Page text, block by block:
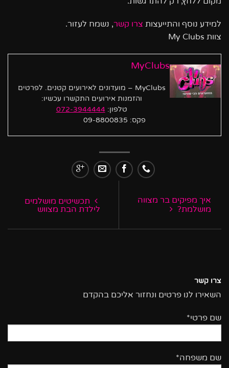
למידע נוסף והתייעצות צרו קשר, נשמח לעזור.
צוות My Clubs
MyClubs
MyClubs – מועדונים לאירועים קטנים. לפרטים
והזמנות אירועים התקשרו עכשיו:
טלפון:072-3944444
פקס: 09-8800835
תכשיטים מושלמים
לילדת הבת מצווש
איך מפיקים בר מצווה
מושלמת?
צרו קשר
השאירו לנו פרטים ונחזור אליכם בהקדם
שם פרטי*
שם משפחה*